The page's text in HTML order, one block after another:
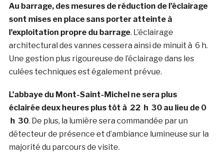
Au barrage, des mesures de réduction de l’éclairage
sont mises en place sans porter atteinte à
l’exploitation propre du barrage. L’éclairage
architectural des vannes cessera ainsi de minuit à 6 h.
Une gestion plus rigoureuse de l’éclairage dans les
culées techniques est également prévue.
L’abbaye du Mont-Saint-Michel ne sera plus
éclairée deux heures plus tôt à 22 h 30 au lieu de 0
h 30. De plus, la lumière sera commandée par un
détecteur de présence et d’ambiance lumineuse sur la
majorité du parcours de visite.